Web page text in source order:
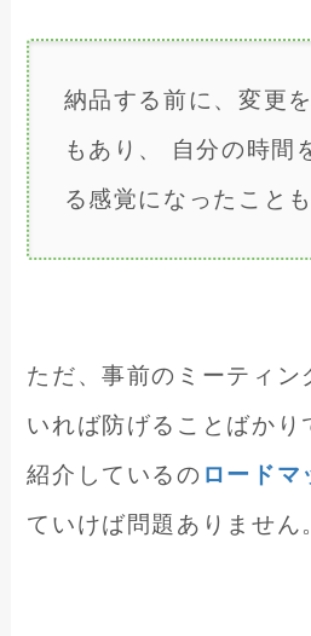
納品する前に、変更
もあり、 自分の時間
る感覚になったこと
ただ、事前のミーティン
いれば防げることばかり
紹介しているの ロードマ
ていけば問題ありません